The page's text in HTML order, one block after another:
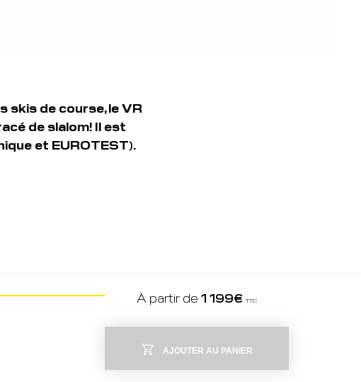
skis de course, le VR
de slalom! Il est
et EUROTEST).
À partir de 1 199€ TTC
AJOUTER AU PANIER